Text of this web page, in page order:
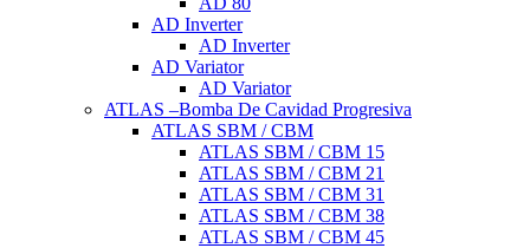
AD Inverter
AD Inverter
AD Variator
AD Variator
ATLAS –Bomba De Cavidad Progresiva
ATLAS SBM / CBM
ATLAS SBM / CBM 15
ATLAS SBM / CBM 21
ATLAS SBM / CBM 31
ATLAS SBM / CBM 38
ATLAS SBM / CBM 45